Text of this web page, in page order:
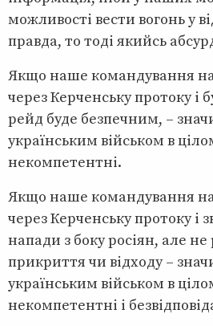
можливості вести вогонь у
правда, то тоді якийсь
Якщо наше командування
через Керченську протоку і
рейд буде безпечним, –
українським військом в
некомпетентні.
Якщо наше командування
через Керченську протоку і
напади з боку росіян, але
прикриття чи відходу –
українським військом в
некомпетентні і